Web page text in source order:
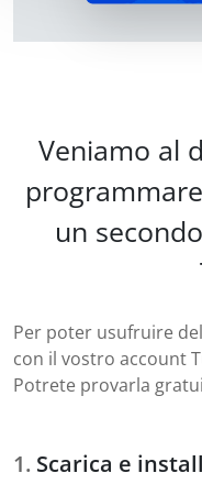
Veniamo al
un
Per poter usufruire
con il vostro account
Potrete provarla
Scarica e